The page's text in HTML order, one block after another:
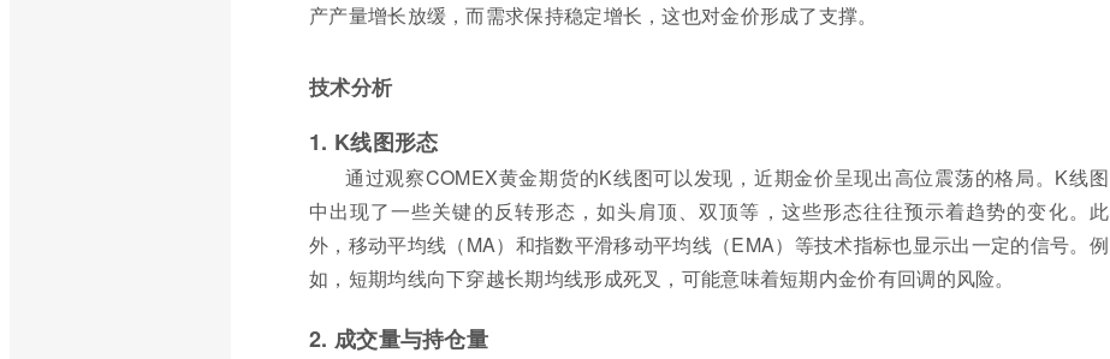
产产量增长放缓，而需求保持稳定增长，这也对金价形成了支撑。
技术分析
1. K线图形态
通过观察COMEX黄金期货的K线图可以发现，近期金价呈现出高位震荡的格局。K线图
中出现了一些关键的反转形态，如头肩顶、双顶等，这些形态往往预示着趋势的变化。此
外，移动平均线（MA）和指数平滑移动平均线（EMA）等技术指标也显示出一定的信号。例
如，短期均线向下穿越长期均线形成死叉，可能意味着短期内金价有回调的风险。
2. 成交量与持仓量